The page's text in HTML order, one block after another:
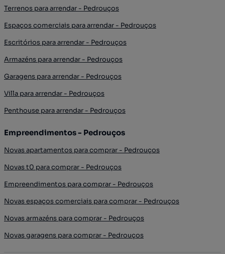
Terrenos para arrendar - Pedrouços
Espaços comerciais para arrendar - Pedrouços
Escritórios para arrendar - Pedrouços
Armazéns para arrendar - Pedrouços
Garagens para arrendar - Pedrouços
Villa para arrendar - Pedrouços
Penthouse para arrendar - Pedrouços
Empreendimentos - Pedrouços
Novas apartamentos para comprar - Pedrouços
Novas t0 para comprar - Pedrouços
Empreendimentos para comprar - Pedrouços
Novas espaços comerciais para comprar - Pedrouços
Novas armazéns para comprar - Pedrouços
Novas garagens para comprar - Pedrouços